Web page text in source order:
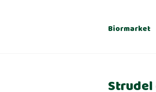
Biormarket
Strudel